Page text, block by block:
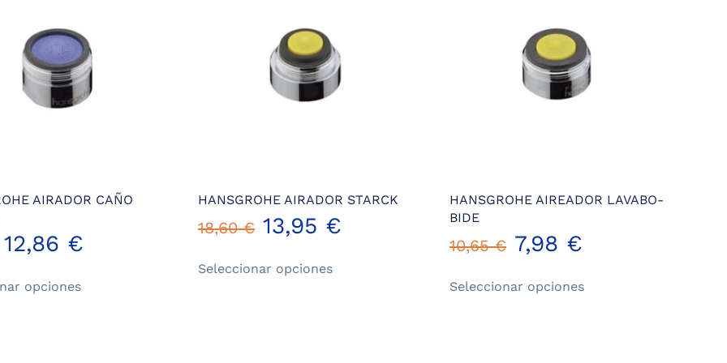
AIRADOR CAÑO
12,86 €
opcionesproducto
HANSGROHE AIRADOR STARCK
18,60€ 13,95 €
Seleccionar opcionesproducto
HANSGROHE AIREADOR LAVABO-
BIDE
10,65€ 7,98 €
Seleccionar opcionesproducto